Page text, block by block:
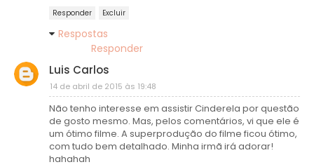
Responder Excluir
Respostas
Responder
Luis Carlos
14 de abril de 2015 às 19:48
Não tenho interesse em assistir Cinderela por questão
de gosto mesmo. Mas, pelos comentários, vi que ele é
um ótimo filme. A superprodução do filme ficou ótimo,
com tudo bem detalhado. Minha irmã irá adorar!
hahahah